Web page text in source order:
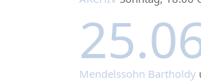
Mendelssohn Bartholdy